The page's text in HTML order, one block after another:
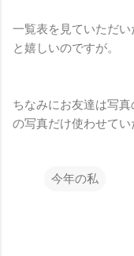
一覧表を見ていただ
と嬉しいのですが。
ちなみにお友達は写
の写真だけ使わせてい
今年の私